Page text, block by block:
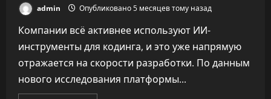
admin Опубликовано 5 месяцев тому назад
Компании всё активнее используют ИИ-
инструменты для кодинга, и это уже напрямую
отражается на скорости разработки. По данным
нового исследования платформы...